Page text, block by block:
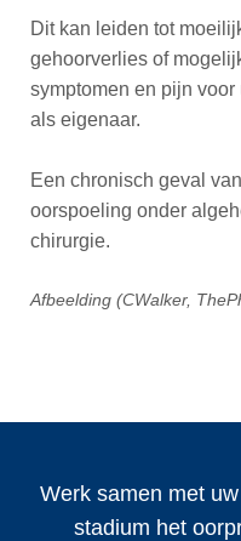
Dit kan leiden tot
gehoorverlies of
symptomen en pijn
als eigenaar.
Een chronisch geval
oorspoeling onder
chirurgie.
Afbeelding (CWalker,
Werk samen met
stadium het